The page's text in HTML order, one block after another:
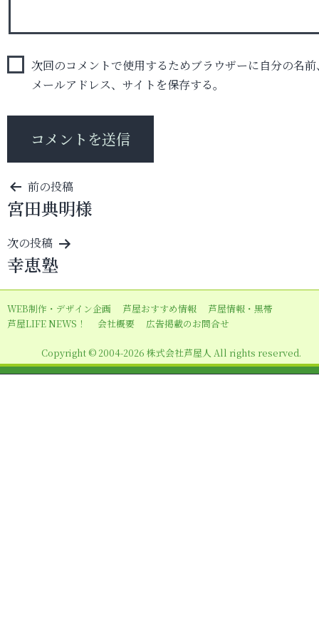
次回のコメントで使用するためブラウザーに自分の名前
メールアドレス、サイトを保存する。
投
稿
ナ
ビ
ゲ
ー
シ
ン
前の投稿
宮田典明様
次の投稿
幸恵塾
WEB制作・デザイン企画 芦屋おすすめ情報
芦屋情報・黒帯
芦屋LIFE NEWS！
会社概要 広告掲載のお問合せ
Copyright © 2004-2026 株式会社芦屋人 All rights reserved.